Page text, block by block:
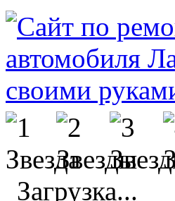
Загрузка...